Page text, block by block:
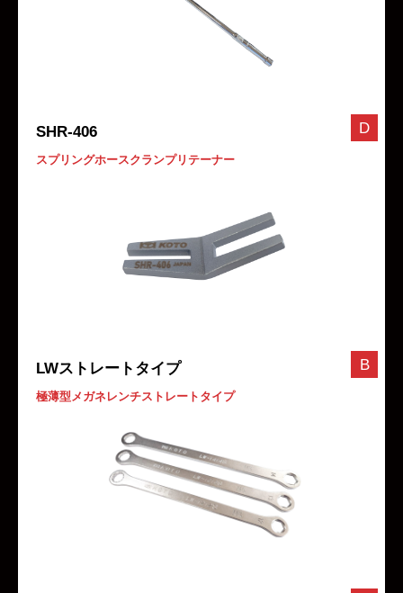
SHR-406
スプリングホースクランプリテーナー
D
LWストレートタイプ
極薄型メガネレンチストレートタイプ
B